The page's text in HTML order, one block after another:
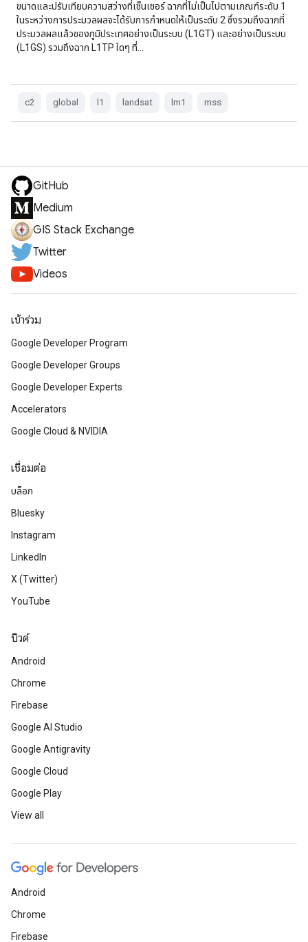
ขนาดและปรับเทียบความสว่างที่เซ็นเซอร์ ฉากที่ไม่เป็นไปตามเกณฑ์ระดับ 1
ในระหว่างการประมวลผลจะได้รับการกำหนดให้เป็นระดับ 2 ซึ่งรวมถึงฉากที่
ประมวลผลแล้วของภูมิประเทศอย่างเป็นระบบ (L1GT) และอย่างเป็นระบบ
(L1GS) รวมถึงฉาก L1TP ใดๆ ที่…
c2 global l1 landsat lm1 mss
GitHub
Medium
GIS Stack Exchange
Twitter
Videos
เข้าร่วม
Google Developer Program
Google Developer Groups
Google Developer Experts
Accelerators
Google Cloud & NVIDIA
เชื่อมต่อ
บล็อก
Bluesky
Instagram
LinkedIn
X (Twitter)
YouTube
บิวด์
Android
Chrome
Firebase
Google AI Studio
Google Antigravity
Google Cloud
Google Play
View all
Android
Chrome
Firebase